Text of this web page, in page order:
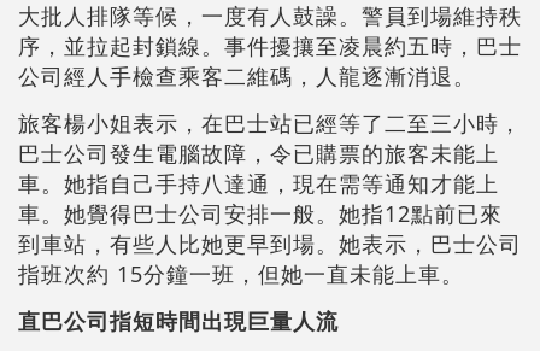
大批人排隊等候，一度有人鼓譟。警員到場維持秩
序，並拉起封鎖線。事件擾攘至凌晨約五時，巴士
公司經人手檢查乘客二維碼，人龍逐漸消退。
旅客楊小姐表示，在巴士站已經等了二至三小時，
巴士公司發生電腦故障，令已購票的旅客未能上
車。她指自己手持八達通，現在需等通知才能上
車。她覺得巴士公司安排一般。她指12點前已來
到車站，有些人比她更早到場。她表示，巴士公司
指班次約 15分鐘一班，但她一直未能上車。
直巴公司指短時間出現巨量人流